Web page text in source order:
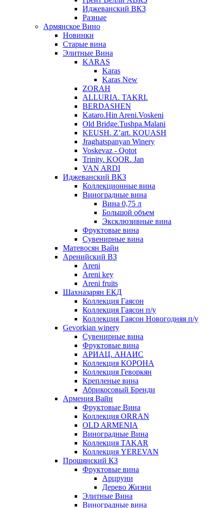
Иджеванский ВКЗ
Разные
Армянское Вино
Новинки
Старые вина
Элитные Вина
KARAS
Karas
Karas New
ZORAH
ALLURIA. TAKRI.
BERDASHEN
Kataro.Hin Areni.Voskeni
Old Bridge.Tushpa.Malani
KEUSH. Z’art. KOUASH
Jraghatspanyan Winery
Voskevaz - Qotot
Trinity. KOOR. Jan
VAN ARDI
Иджеванский ВКЗ
Коллекционные вина
Виноградные вина
Вина 0,75 л
Большой объем
Эксклюзивные вина
Фруктовые вина
Cувенирные вина
Матевосян Вайн
Аренийский ВЗ
Areni
Areni key
Areni fruits
Шахназарян ЕКД
Коллекция Гаясон
Коллекция Гаясон п/у
Коллекция Гаясон Новогодняя п/у
Gevorkian winery
Сувенирные вина
Фруктовые вина
АРИАЦ. АНАИС
Коллекция КОРОНА
Коллекция Геворкян
Крепленые вина
Абрикосовый Бренди
Армения Вайн
Фруктовые Вина
Коллекция ORRAN
OLD ARMENIA
Виноградные Вина
Коллекция TAKAR
Коллекция YEREVAN
Прошянский КЗ
Фруктовые вина
Арцруни
Дерево Жизни
Элитные Вина
Виноградные вина